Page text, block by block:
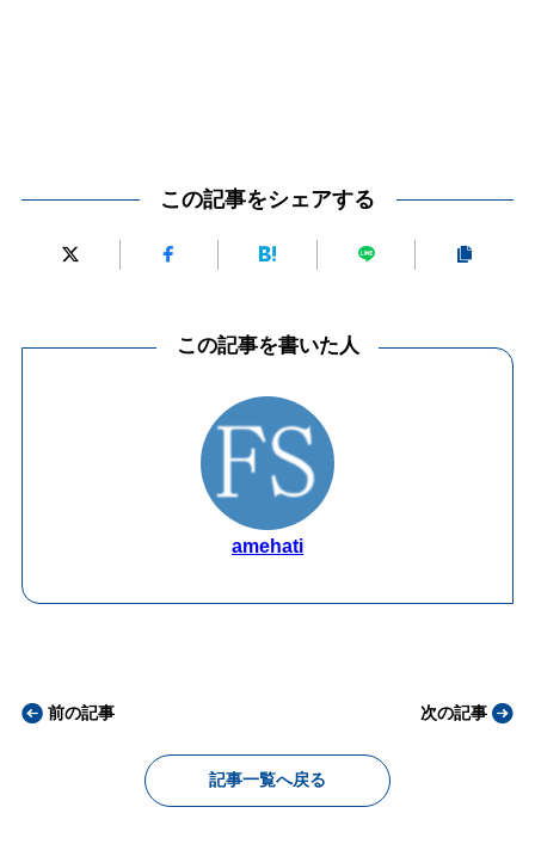
この記事をシェアする
この記事を書いた人
amehati
前の記事
記事一覧へ戻る
次の記事